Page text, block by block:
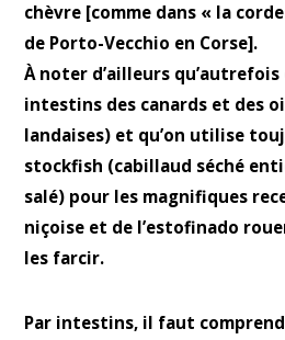
chèvre [comme dans « la
de Porto-Vecchio en Corse].
À noter d’ailleurs
intestins des canards et des
landaises) et qu’on utilise
stockfish (cabillaud séché
salé) pour les magnifiques
niçoise et de l’estofinado
les farcir.
Par intestins, il faut